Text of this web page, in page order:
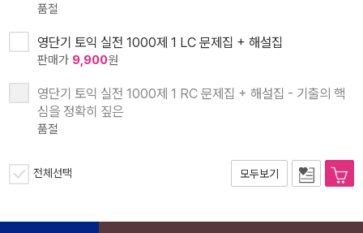
품절
영단기 토익 실전 1000제 1 LC 문제집 + 해설집
판매가 9,900원
영단기 토익 실전 1000제 1 RC 문제집 + 해설집 - 기출의 핵
심을 정확히 짚은
품절
전체선택 모두보기